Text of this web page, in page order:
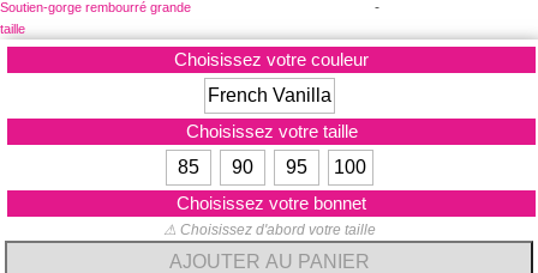
-
Soutien-gorge rembourré grande
taille
Choisissez votre couleur
French Vanilla
Choisissez votre taille
85
90 95
100
Choisissez votre bonnet
⚠ Choisissez d'abord votre taille